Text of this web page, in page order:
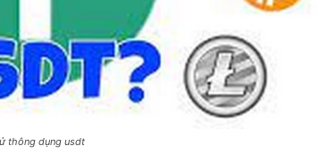
thông dụng usdt